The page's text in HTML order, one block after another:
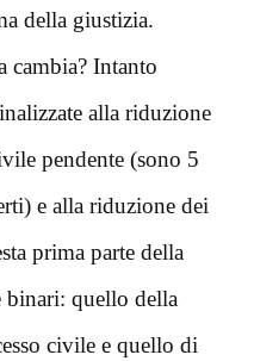
della giustizia.
cambia? Intanto
alla riduzione
pendente (sono 5
e alla riduzione dei
prima parte della
quello della
civile e quello di